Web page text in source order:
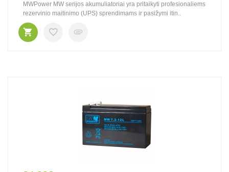
MWPower MW serijos akumuliatoriai yra pritaikyti profesionaliems
rezervinio maitinimo (UPS) sprendimams ir pasižymi itin..